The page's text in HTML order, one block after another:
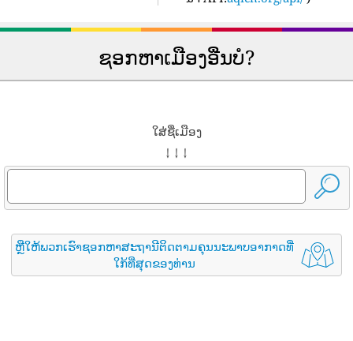
ຊອກຫາເມືອງອື່ນບໍ?
ໃສ່ຊື່ເມືອງ
↓ ↓ ↓
ຫຼືໃຫ້ພວກເຮົາຊອກຫາສະຖານີຕິດຕາມຄຸນນະພາບອາກາດທີ່
ໃກ້ທີ່ສຸດຂອງທ່ານ